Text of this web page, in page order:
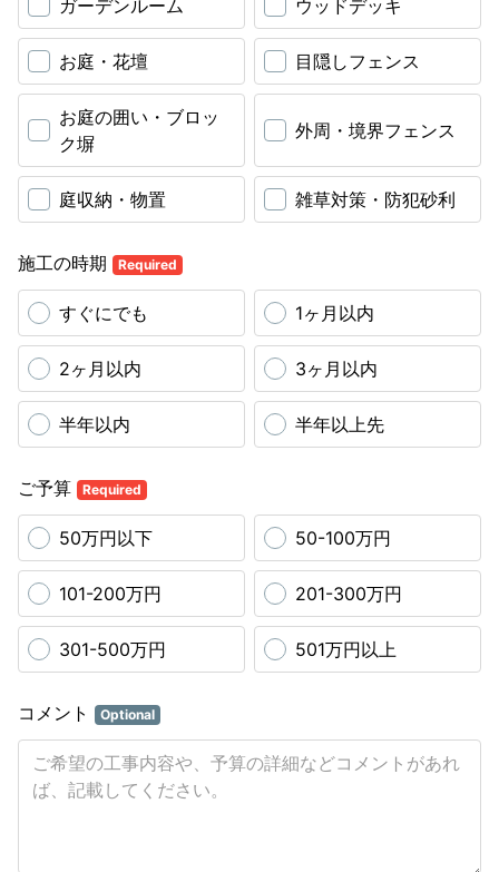
ガーデンルーム ウッドデッキ
お庭・花壇 目隠しフェンス
お庭の囲い・ブロッ
ク塀
外周・境界フェンス
庭収納・物置 雑草対策・防犯砂利
施工の時期 Required
すぐにでも 1ヶ月以内
2ヶ月以内 3ヶ月以内
半年以内 半年以上先
ご予算 Required
50万円以下 50-100万円
101-200万円 201-300万円
301-500万円 501万円以上
コメント Optional